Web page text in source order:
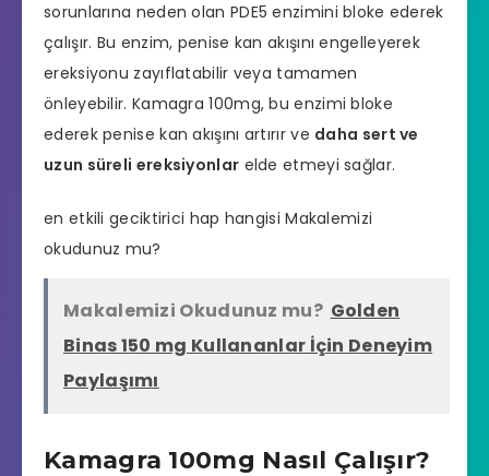
sorunlarına neden olan PDE5 enzimini bloke ederek
çalışır. Bu enzim, penise kan akışını engelleyerek
ereksiyonu zayıflatabilir veya tamamen
önleyebilir. Kamagra 100mg, bu enzimi bloke
ederek penise kan akışını artırır ve daha sert ve
uzun süreli ereksiyonlar elde etmeyi sağlar.
en etkili geciktirici hap hangisi Makalemizi
okudunuz mu?
Makalemizi Okudunuz mu? Golden
Binas 150 mg Kullananlar İçin Deneyim
Paylaşımı
Kamagra 100mg Nasıl Çalışır?